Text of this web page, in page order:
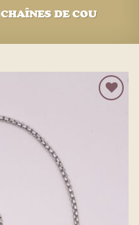
CHAÎNES DE COU